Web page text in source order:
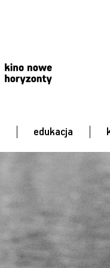
edukacja